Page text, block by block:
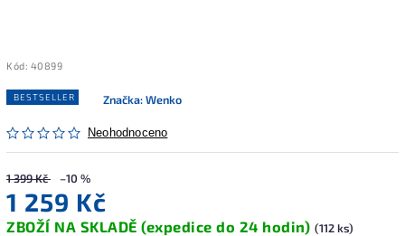
Kód: 40899
BESTSELLER
Neohodnoceno
Značka:Wenko
1 399 Kč –10 %
1 259 Kč
ZBOŽÍ NA SKLADĚ (expedice do 24 hodin) (112 ks)